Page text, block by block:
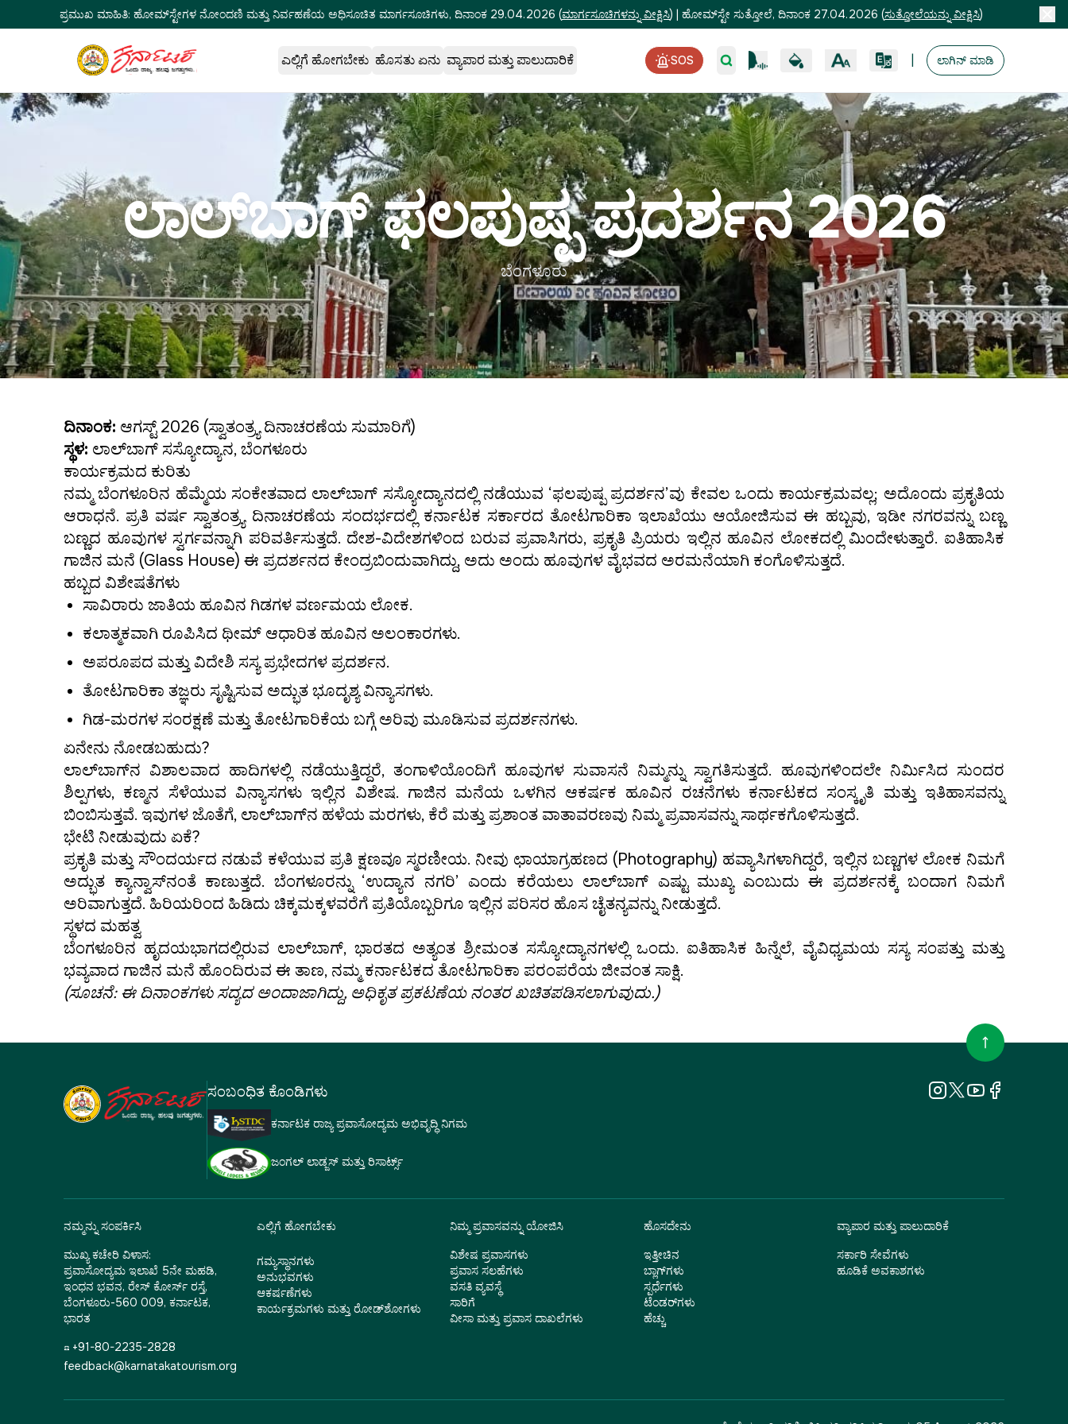
ಪ್ರಮುಖ ಮಾಹಿತಿ: ಹೋಮ್‌ಸ್ಟೇಗಳ ನೋಂದಣಿ ಮತ್ತು ನಿರ್ವಹಣೆಯ ಅಧಿಸೂಚಿತ ಮಾರ್ಗಸೂಚಿಗಳು, ದಿನಾಂಕ 29.04.2026 (ಮಾರ್ಗಸೂಚಿಗಳನ್ನು ವೀಕ್ಷಿಸಿ) | ಹೋಮ್‌ಸ್ಟೇ ಸುತ್ತೋಲೆ, ದಿನಾಂಕ 27.04.2026 (ಸುತ್ತೋಲೆಯನ್ನು ವೀಕ್ಷಿಸಿ)
ಎಲ್ಲಿಗೆ ಹೋಗಬೇಕು ಹೊಸತು ಏನು ವ್ಯಾಪಾರ ಮತ್ತು ಪಾಲುದಾರಿಕೆ SOS ಲಾಗಿನ್ ಮಾಡಿ
ಲಾಲ್‌ಬಾಗ್ ಫಲಪುಷ್ಪ ಪ್ರದರ್ಶನ 2026
ಬೆಂಗಳೂರು
ದಿನಾಂಕ: ಆಗಸ್ಟ್ 2026 (ಸ್ವಾತಂತ್ರ್ಯ ದಿನಾಚರಣೆಯ ಸುಮಾರಿಗೆ)
ಸ್ಥಳ: ಲಾಲ್‌ಬಾಗ್ ಸಸ್ಯೋದ್ಯಾನ, ಬೆಂಗಳೂರು
ಕಾರ್ಯಕ್ರಮದ ಕುರಿತು
ನಮ್ಮ ಬೆಂಗಳೂರಿನ ಹೆಮ್ಮೆಯ ಸಂಕೇತವಾದ ಲಾಲ್‌ಬಾಗ್ ಸಸ್ಯೋದ್ಯಾನದಲ್ಲಿ ನಡೆಯುವ ‘ಫಲಪುಷ್ಪ ಪ್ರದರ್ಶನ’ವು ಕೇವಲ ಒಂದು ಕಾರ್ಯಕ್ರಮವಲ್ಲ; ಅದೊಂದು ಪ್ರಕೃತಿಯ
ಆರಾಧನೆ. ಪ್ರತಿ ವರ್ಷ ಸ್ವಾತಂತ್ರ್ಯ ದಿನಾಚರಣೆಯ ಸಂದರ್ಭದಲ್ಲಿ ಕರ್ನಾಟಕ ಸರ್ಕಾರದ ತೋಟಗಾರಿಕಾ ಇಲಾಖೆಯು ಆಯೋಜಿಸುವ ಈ ಹಬ್ಬವು, ಇಡೀ ನಗರವನ್ನು ಬಣ್ಣ
ಬಣ್ಣದ ಹೂವುಗಳ ಸ್ವರ್ಗವನ್ನಾಗಿ ಪರಿವರ್ತಿಸುತ್ತದೆ. ದೇಶ-ವಿದೇಶಗಳಿಂದ ಬರುವ ಪ್ರವಾಸಿಗರು, ಪ್ರಕೃತಿ ಪ್ರಿಯರು ಇಲ್ಲಿನ ಹೂವಿನ ಲೋಕದಲ್ಲಿ ಮಿಂದೇಳುತ್ತಾರೆ. ಐತಿಹಾಸಿಕ
ಗಾಜಿನ ಮನೆ (Glass House) ಈ ಪ್ರದರ್ಶನದ ಕೇಂದ್ರಬಿಂದುವಾಗಿದ್ದು, ಅದು ಅಂದು ಹೂವುಗಳ ವೈಭವದ ಅರಮನೆಯಾಗಿ ಕಂಗೊಳಿಸುತ್ತದೆ.
ಹಬ್ಬದ ವಿಶೇಷತೆಗಳು
ಸಾವಿರಾರು ಜಾತಿಯ ಹೂವಿನ ಗಿಡಗಳ ವರ್ಣಮಯ ಲೋಕ.
ಕಲಾತ್ಮಕವಾಗಿ ರೂಪಿಸಿದ ಥೀಮ್ ಆಧಾರಿತ ಹೂವಿನ ಅಲಂಕಾರಗಳು.
ಅಪರೂಪದ ಮತ್ತು ವಿದೇಶಿ ಸಸ್ಯ ಪ್ರಭೇದಗಳ ಪ್ರದರ್ಶನ.
ತೋಟಗಾರಿಕಾ ತಜ್ಞರು ಸೃಷ್ಟಿಸುವ ಅದ್ಭುತ ಭೂದೃಶ್ಯ ವಿನ್ಯಾಸಗಳು.
ಗಿಡ-ಮರಗಳ ಸಂರಕ್ಷಣೆ ಮತ್ತು ತೋಟಗಾರಿಕೆಯ ಬಗ್ಗೆ ಅರಿವು ಮೂಡಿಸುವ ಪ್ರದರ್ಶನಗಳು.
ಏನೇನು ನೋಡಬಹುದು?
ಲಾಲ್‌ಬಾಗ್‌ನ ವಿಶಾಲವಾದ ಹಾದಿಗಳಲ್ಲಿ ನಡೆಯುತ್ತಿದ್ದರೆ, ತಂಗಾಳಿಯೊಂದಿಗೆ ಹೂವುಗಳ ಸುವಾಸನೆ ನಿಮ್ಮನ್ನು ಸ್ವಾಗತಿಸುತ್ತದೆ. ಹೂವುಗಳಿಂದಲೇ ನಿರ್ಮಿಸಿದ ಸುಂದರ
ಶಿಲ್ಪಗಳು, ಕಣ್ಮನ ಸೆಳೆಯುವ ವಿನ್ಯಾಸಗಳು ಇಲ್ಲಿನ ವಿಶೇಷ. ಗಾಜಿನ ಮನೆಯ ಒಳಗಿನ ಆಕರ್ಷಕ ಹೂವಿನ ರಚನೆಗಳು ಕರ್ನಾಟಕದ ಸಂಸ್ಕೃತಿ ಮತ್ತು ಇತಿಹಾಸವನ್ನು
ಬಿಂಬಿಸುತ್ತವೆ. ಇವುಗಳ ಜೊತೆಗೆ, ಲಾಲ್‌ಬಾಗ್‌ನ ಹಳೆಯ ಮರಗಳು, ಕೆರೆ ಮತ್ತು ಪ್ರಶಾಂತ ವಾತಾವರಣವು ನಿಮ್ಮ ಪ್ರವಾಸವನ್ನು ಸಾರ್ಥಕಗೊಳಿಸುತ್ತದೆ.
ಭೇಟಿ ನೀಡುವುದು ಏಕೆ?
ಪ್ರಕೃತಿ ಮತ್ತು ಸೌಂದರ್ಯದ ನಡುವೆ ಕಳೆಯುವ ಪ್ರತಿ ಕ್ಷಣವೂ ಸ್ಮರಣೀಯ. ನೀವು ಛಾಯಾಗ್ರಹಣದ (Photography) ಹವ್ಯಾಸಿಗಳಾಗಿದ್ದರೆ, ಇಲ್ಲಿನ ಬಣ್ಣಗಳ ಲೋಕ ನಿಮಗೆ
ಅದ್ಭುತ ಕ್ಯಾನ್ವಾಸ್‌ನಂತೆ ಕಾಣುತ್ತದೆ. ಬೆಂಗಳೂರನ್ನು ‘ಉದ್ಯಾನ ನಗರಿ’ ಎಂದು ಕರೆಯಲು ಲಾಲ್‌ಬಾಗ್ ಎಷ್ಟು ಮುಖ್ಯ ಎಂಬುದು ಈ ಪ್ರದರ್ಶನಕ್ಕೆ ಬಂದಾಗ ನಿಮಗೆ
ಅರಿವಾಗುತ್ತದೆ. ಹಿರಿಯರಿಂದ ಹಿಡಿದು ಚಿಕ್ಕಮಕ್ಕಳವರೆಗೆ ಪ್ರತಿಯೊಬ್ಬರಿಗೂ ಇಲ್ಲಿನ ಪರಿಸರ ಹೊಸ ಚೈತನ್ಯವನ್ನು ನೀಡುತ್ತದೆ.
ಸ್ಥಳದ ಮಹತ್ವ
ಬೆಂಗಳೂರಿನ ಹೃದಯಭಾಗದಲ್ಲಿರುವ ಲಾಲ್‌ಬಾಗ್, ಭಾರತದ ಅತ್ಯಂತ ಶ್ರೀಮಂತ ಸಸ್ಯೋದ್ಯಾನಗಳಲ್ಲಿ ಒಂದು. ಐತಿಹಾಸಿಕ ಹಿನ್ನೆಲೆ, ವೈವಿಧ್ಯಮಯ ಸಸ್ಯ ಸಂಪತ್ತು ಮತ್ತು
ಭವ್ಯವಾದ ಗಾಜಿನ ಮನೆ ಹೊಂದಿರುವ ಈ ತಾಣ, ನಮ್ಮ ಕರ್ನಾಟಕದ ತೋಟಗಾರಿಕಾ ಪರಂಪರೆಯ ಜೀವಂತ ಸಾಕ್ಷಿ.
(ಸೂಚನೆ: ಈ ದಿನಾಂಕಗಳು ಸದ್ಯದ ಅಂದಾಜಾಗಿದ್ದು, ಅಧಿಕೃತ ಪ್ರಕಟಣೆಯ ನಂತರ ಖಚಿತಪಡಿಸಲಾಗುವುದು.)
ಸಂಬಂಧಿತ ಕೊಂಡಿಗಳು
ಕರ್ನಾಟಕ ರಾಜ್ಯ ಪ್ರವಾಸೋದ್ಯಮ ಅಭಿವೃದ್ಧಿ ನಿಗಮ
ಜಂಗಲ್ ಲಾಡ್ಜಸ್ ಮತ್ತು ರಿಸಾರ್ಟ್ಸ್
ನಮ್ಮನ್ನು ಸಂಪರ್ಕಿಸಿ
ಮುಖ್ಯ ಕಚೇರಿ ವಿಳಾಸ:
ಪ್ರವಾಸೋದ್ಯಮ ಇಲಾಖೆ 5ನೇ ಮಹಡಿ,
ಇಂಧನ ಭವನ, ರೇಸ್ ಕೋರ್ಸ್ ರಸ್ತೆ,
ಬೆಂಗಳೂರು-560 009, ಕರ್ನಾಟಕ,
ಭಾರತ
☎ +91-80-2235-2828
feedback@karnatakatourism.org
ಎಲ್ಲಿಗೆ ಹೋಗಬೇಕು
ಗಮ್ಯಸ್ಥಾನಗಳು
ಅನುಭವಗಳು
ಆಕರ್ಷಣೆಗಳು
ಕಾರ್ಯಕ್ರಮಗಳು ಮತ್ತು ರೋಡ್‌ಶೋಗಳು
ನಿಮ್ಮ ಪ್ರವಾಸವನ್ನು ಯೋಜಿಸಿ
ವಿಶೇಷ ಪ್ರವಾಸಗಳು
ಪ್ರವಾಸ ಸಲಹೆಗಳು
ವಸತಿ ವ್ಯವಸ್ಥೆ
ಸಾರಿಗೆ
ವೀಸಾ ಮತ್ತು ಪ್ರವಾಸ ದಾಖಲೆಗಳು
ಹೊಸದೇನು
ಇತ್ತೀಚಿನ
ಬ್ಲಾಗ್‌ಗಳು
ಸ್ಪರ್ಧೆಗಳು
ಟೆಂಡರ್‌ಗಳು
ಹೆಚ್ಚು
ವ್ಯಾಪಾರ ಮತ್ತು ಪಾಲುದಾರಿಕೆ
ಸರ್ಕಾರಿ ಸೇವೆಗಳು
ಹೂಡಿಕೆ ಅವಕಾಶಗಳು